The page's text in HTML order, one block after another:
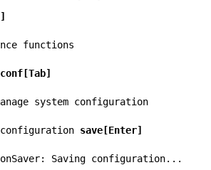
functions
conf[Tab]
system configuration
Saving configuration...